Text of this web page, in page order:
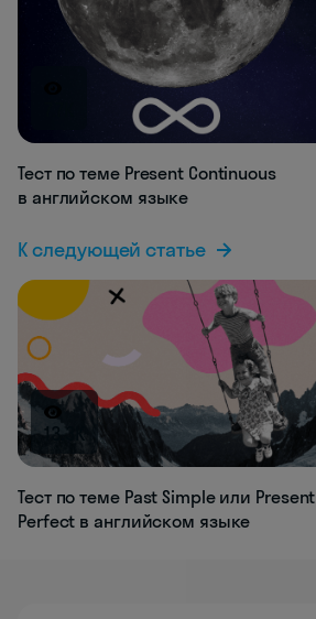
Тест по теме Present Continuous
в английском языке
К следующей статье
13.3K
Тест по теме Past Simple или Present
Perfect в английском языке